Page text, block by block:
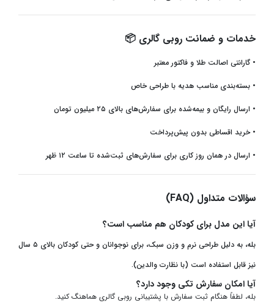
خدمات و ضمانت روبی گالری 📦
• گارانتی اصالت طلا و فاکتور معتبر
• بسته‌بندی مناسب هدیه با طراحی خاص
• ارسال رایگان و بیمه‌شده برای سفارش‌های بالای ۲۵ میلیون تومان
•خرید اقساطی بدون پیش‌پرداخت
• ارسال در همان روز کاری برای سفارش‌های ثبت‌شده تا ساعت ۱۲ ظهر
سؤالات متداول (FAQ)
آیا این مدل برای کودکان هم مناسب است؟
بله، به دلیل طراحی نرم و وزن سبک، برای نوجوانان و حتی کودکان بالای ۵ سال
نیز قابل استفاده است (با نظارت والدین).
آیا امکان سفارش تکی وجود دارد؟
بله، لطفاً هنگام ثبت سفارش با پشتیبانی روبی گالری هماهنگ کنید.